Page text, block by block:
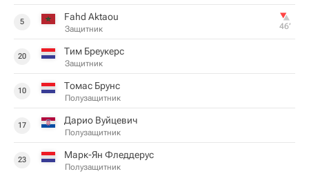
5 Fahd Aktaou
Защитник 46‎’‎
20 Тим Бреукерс
Защитник
10 Томас Брунс
Полузащитник
17 Дарио Вуйцевич
Полузащитник
23 Марк-Ян Фледдерус
Полузащитник